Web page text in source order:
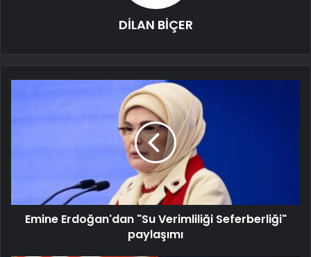
DİLAN BİÇER
Emine Erdoğan'dan "Su Verimliliği Seferberliği"
paylaşımı